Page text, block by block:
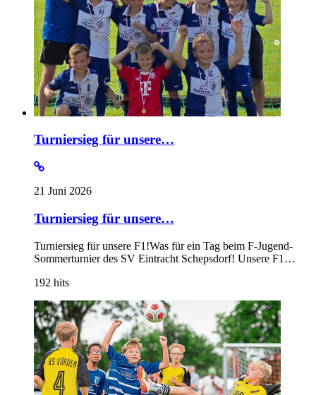
Turniersieg für unsere…
21 Juni 2026
Turniersieg für unsere…
Turniersieg für unsere F1!Was für ein Tag beim F-Jugend-
Sommerturnier des SV Eintracht Schepsdorf! Unsere F1…
192 hits